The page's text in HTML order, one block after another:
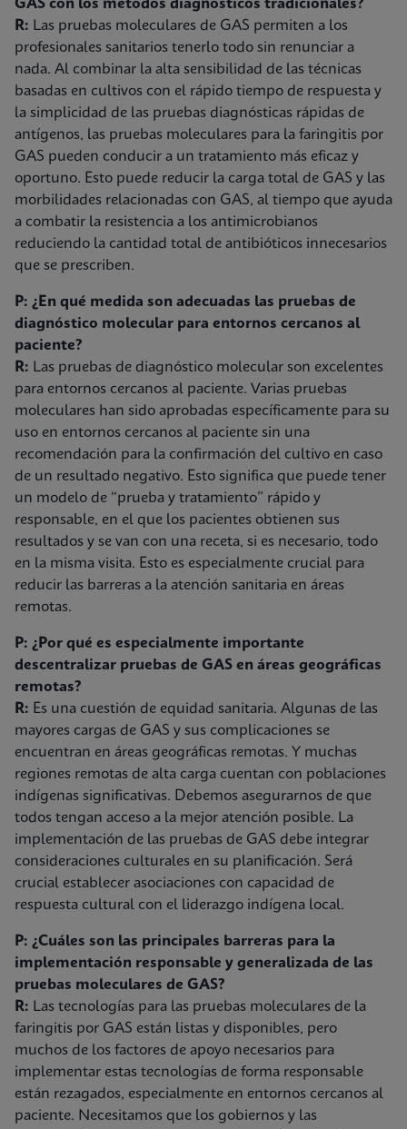
GAS con los métodos diagnósticos tradicionales?
R: Las pruebas moleculares de GAS permiten a los
profesionales sanitarios tenerlo todo sin renunciar a
nada. Al combinar la alta sensibilidad de las técnicas
basadas en cultivos con el rápido tiempo de respuesta y
la simplicidad de las pruebas diagnósticas rápidas de
antígenos, las pruebas moleculares para la faringitis por
GAS pueden conducir a un tratamiento más eficaz y
oportuno. Esto puede reducir la carga total de GAS y las
morbilidades relacionadas con GAS, al tiempo que ayuda
a combatir la resistencia a los antimicrobianos
reduciendo la cantidad total de antibióticos innecesarios
que se prescriben.
P: ¿En qué medida son adecuadas las pruebas de
diagnóstico molecular para entornos cercanos al
paciente?
R: Las pruebas de diagnóstico molecular son excelentes
para entornos cercanos al paciente. Varias pruebas
moleculares han sido aprobadas específicamente para su
uso en entornos cercanos al paciente sin una
recomendación para la confirmación del cultivo en caso
de un resultado negativo. Esto significa que puede tener
un modelo de “prueba y tratamiento” rápido y
responsable, en el que los pacientes obtienen sus
resultados y se van con una receta, si es necesario, todo
en la misma visita. Esto es especialmente crucial para
reducir las barreras a la atención sanitaria en áreas
remotas.
P: ¿Por qué es especialmente importante
descentralizar pruebas de GAS en áreas geográficas
remotas?
R: Es una cuestión de equidad sanitaria. Algunas de las
mayores cargas de GAS y sus complicaciones se
encuentran en áreas geográficas remotas. Y muchas
regiones remotas de alta carga cuentan con poblaciones
indígenas significativas. Debemos asegurarnos de que
todos tengan acceso a la mejor atención posible. La
implementación de las pruebas de GAS debe integrar
consideraciones culturales en su planificación. Será
crucial establecer asociaciones con capacidad de
respuesta cultural con el liderazgo indígena local.
P: ¿Cuáles son las principales barreras para la
implementación responsable y generalizada de las
pruebas moleculares de GAS?
R: Las tecnologías para las pruebas moleculares de la
faringitis por GAS están listas y disponibles, pero
muchos de los factores de apoyo necesarios para
implementar estas tecnologías de forma responsable
están rezagados, especialmente en entornos cercanos al
paciente. Necesitamos que los gobiernos y las